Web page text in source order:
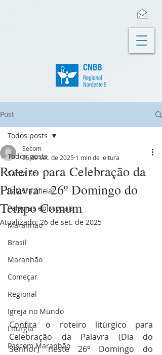
Post
Todos posts
Santa Sé
Palavra oficial
Palavras episcopais
Maranhão
Brasil
Maranhão
Começar
Regional
Igreja no Mundo
Liturgia
Pascom Maranhão
Todos posts
Roteiro para Celebração da
Palavra - 26º Domingo do
Tempo Comum
Secom
25 de set. de 2025 1 min de leitura
Atualizado:26 de set. de 2025
Confira o roteiro litúrgico para
Celebração da Palavra (Dia do
Senhor) neste 26º Domingo do